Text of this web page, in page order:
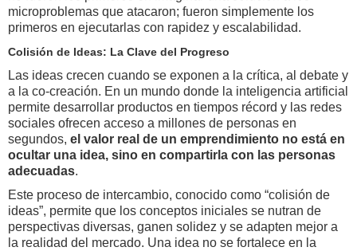
microproblemas que atacaron; fueron simplemente los
primeros en ejecutarlas con rapidez y escalabilidad.
Colisión de Ideas: La Clave del Progreso
Las ideas crecen cuando se exponen a la crítica, al debate y
a la co-creación. En un mundo donde la inteligencia artificial
permite desarrollar productos en tiempos récord y las redes
sociales ofrecen acceso a millones de personas en
segundos, el valor real de un emprendimiento no está en
ocultar una idea, sino en compartirla con las personas
adecuadas.
Este proceso de intercambio, conocido como “colisión de
ideas”, permite que los conceptos iniciales se nutran de
perspectivas diversas, ganen solidez y se adapten mejor a
la realidad del mercado. Una idea no se fortalece en la